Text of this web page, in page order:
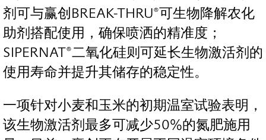
剂可与赢创BREAK-THRU®可生物降解农化
助剂搭配使用，确保喷洒的精准度；
SIPERNAT®二氧化硅则可延长生物激活剂的
使用寿命并提升其储存的稳定性。
一项针对小麦和玉米的初期温室试验表明，
该生物激活剂最多可减少50%的氮肥施用